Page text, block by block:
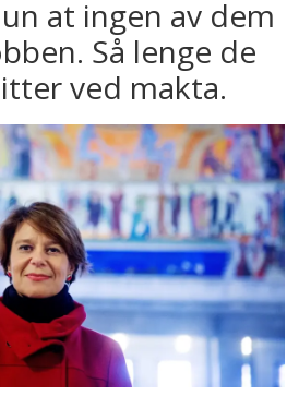
at ingen av dem
Så lenge de
ved makta.